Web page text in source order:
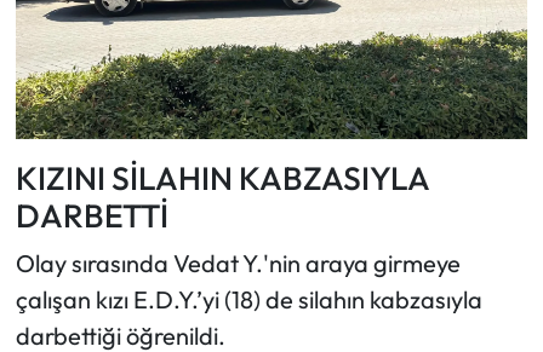
KIZINI SİLAHIN KABZASIYLA
DARBETTİ
Olay sırasında Vedat Y.'nin araya girmeye
çalışan kızı E.D.Y.’yi (18) de silahın kabzasıyla
darbettiği öğrenildi.